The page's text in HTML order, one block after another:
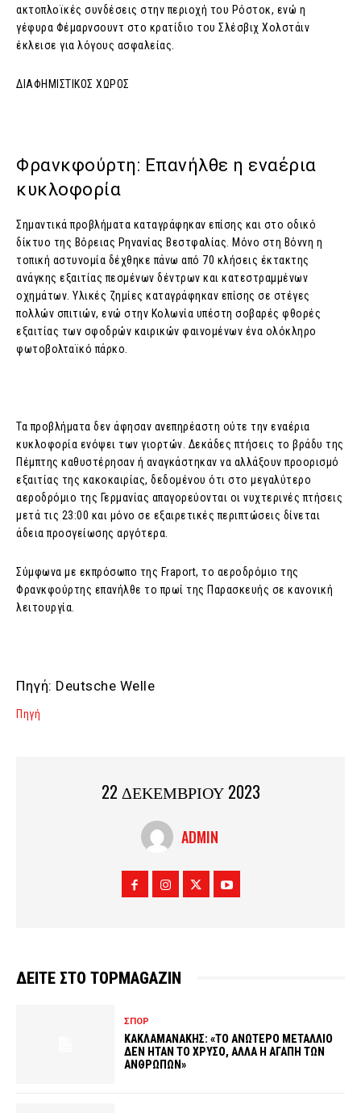
ακτοπλοϊκές συνδέσεις στην περιοχή του Ρόστοκ, ενώ η
γέφυρα Φέμαρνσουντ στο κρατίδιο του Σλέσβιχ Xoλστάιν
έκλεισε για λόγους ασφαλείας.
ΔΙΑΦΗΜΙΣΤΙΚΟΣ ΧΩΡΟΣ
Φρανκφούρτη: Επανήλθε η εναέρια
κυκλοφoρία
Σημαντικά προβλήματα καταγράφηκαν επίσης και στο οδικό
δίκτυο της Βόρειας Ρηνανίας Βεστφαλίας. Μόνο στη Βόννη η
τοπική αστυνομία δέχθηκε πάνω από 70 κλήσεις έκτακτης
ανάγκης εξαιτίας πεσμένων δέντρων και κατεστραμμένων
οχημάτων. Υλικές ζημίες καταγράφηκαν επίσης σε στέγες
πολλών σπιτιών, ενώ στην Κολωνία υπέστη σοβαρές φθορές
εξαιτίας των σφοδρών καιρικών φαινομένων ένα ολόκληρο
φωτοβολταϊκό πάρκο.
Τα προβλήματα δεν άφησαν ανεπηρέαστη ούτε την εναέρια
κυκλοφορία ενόψει των γιορτών. Δεκάδες πτήσεις το βράδυ της
Πέμπτης καθυστέρησαν ή αναγκάστηκαν να αλλάξουν προορισμό
εξαιτίας της κακοκαιρίας, δεδομένου ότι στο μεγαλύτερο
αεροδρόμιο της Γερμανίας απαγορεύονται οι νυχτερινές πτήσεις
μετά τις 23:00 και μόνο σε εξαιρετικές περιπτώσεις δίνεται
άδεια προσγείωσης αργότερα.
Σύμφωνα με εκπρόσωπο της Fraport, το αεροδρόμιο της
Φρανκφούρτης επανήλθε το πρωί της Παρασκευής σε κανονική
λειτουργία.
Πηγή: Deutsche Welle
Πηγή
22 ΔΕΚΕΜΒΡΙΟΥ 2023
ADMIN
ΔΕΙΤΕ ΣΤΟ TOPMAGAZIN
ΣΠΟΡ
ΚΑΚΛΑΜΑΝΑΚΗΣ: «ΤΟ ΑΝΩΤΕΡΟ ΜΕΤΑΛΛΙΟ
ΔΕΝ ΗΤΑΝ ΤΟ ΧΡΥΣΟ, ΑΛΛΑ Η ΑΓΑΠΗ ΤΩΝ
ΑΝΘΡΩΠΩΝ»